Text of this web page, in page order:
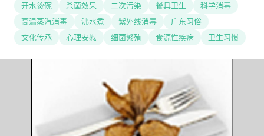
开水烫碗 杀菌效果 二次污染 餐具卫生
科学消毒
高温蒸汽消毒
沸水煮 紫外线消毒
广东习俗
文化传承
心理安慰 细菌繁殖 食源性疾病 卫生习惯